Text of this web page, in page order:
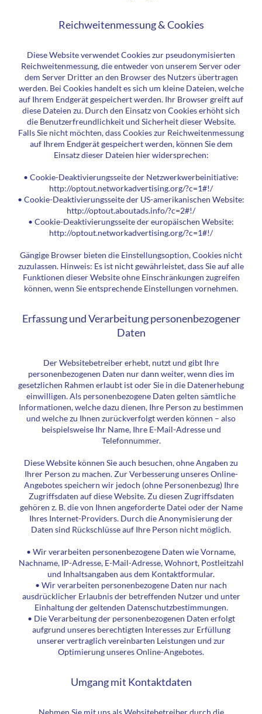
Reichweitenmessung & Cookies
Diese Website verwendet Cookies zur pseudonymisierten
Reichweitenmessung, die entweder von unserem Server oder
dem Server Dritter an den Browser des Nutzers übertragen
werden. Bei Cookies handelt es sich um kleine Dateien, welche
auf Ihrem Endgerät gespeichert werden. Ihr Browser greift auf
diese Dateien zu. Durch den Einsatz von Cookies erhöht sich
die Benutzerfreundlichkeit und Sicherheit dieser Website.
Falls Sie nicht möchten, dass Cookies zur Reichweitenmessung
auf Ihrem Endgerät gespeichert werden, können Sie dem
Einsatz dieser Dateien hier widersprechen:
• Cookie-Deaktivierungsseite der Netzwerkwerbeinitiative:
http://optout.networkadvertising.org/?c=1#!/
• Cookie-Deaktivierungsseite der US-amerikanischen Website:
http://optout.aboutads.info/?c=2#!/
• Cookie-Deaktivierungsseite der europäischen Website:
http://optout.networkadvertising.org/?c=1#!/
Gängige Browser bieten die Einstellungsoption, Cookies nicht
zuzulassen. Hinweis: Es ist nicht gewährleistet, dass Sie auf alle
Funktionen dieser Website ohne Einschränkungen zugreifen
können, wenn Sie entsprechende Einstellungen vornehmen.
Erfassung und Verarbeitung personenbezogener
Daten
Der Websitebetreiber erhebt, nutzt und gibt Ihre
personenbezogenen Daten nur dann weiter, wenn dies im
gesetzlichen Rahmen erlaubt ist oder Sie in die Datenerhebung
einwilligen. Als personenbezogene Daten gelten sämtliche
Informationen, welche dazu dienen, Ihre Person zu bestimmen
und welche zu Ihnen zurückverfolgt werden können – also
beispielsweise Ihr Name, Ihre E-Mail-Adresse und
Telefonnummer.
Diese Website können Sie auch besuchen, ohne Angaben zu
Ihrer Person zu machen. Zur Verbesserung unseres Online-
Angebotes speichern wir jedoch (ohne Personenbezug) Ihre
Zugriffsdaten auf diese Website. Zu diesen Zugriffsdaten
gehören z. B. die von Ihnen angeforderte Datei oder der Name
Ihres Internet-Providers. Durch die Anonymisierung der
Daten sind Rückschlüsse auf Ihre Person nicht möglich.
• Wir verarbeiten personenbezogene Daten wie Vorname,
Nachname, IP-Adresse, E-Mail-Adresse, Wohnort, Postleitzahl
und Inhaltsangaben aus dem Kontaktformular.
• Wir verarbeiten personenbezogene Daten nur nach
ausdrücklicher Erlaubnis der betreffenden Nutzer und unter
Einhaltung der geltenden Datenschutzbestimmungen.
• Die Verarbeitung der personenbezogenen Daten erfolgt
aufgrund unseres berechtigten Interesses zur Erfüllung
unserer vertraglich vereinbarten Leistungen und zur
Optimierung unseres Online-Angebotes.
Umgang mit Kontaktdaten
Nehmen Sie mit uns als Websitebetreiber durch die